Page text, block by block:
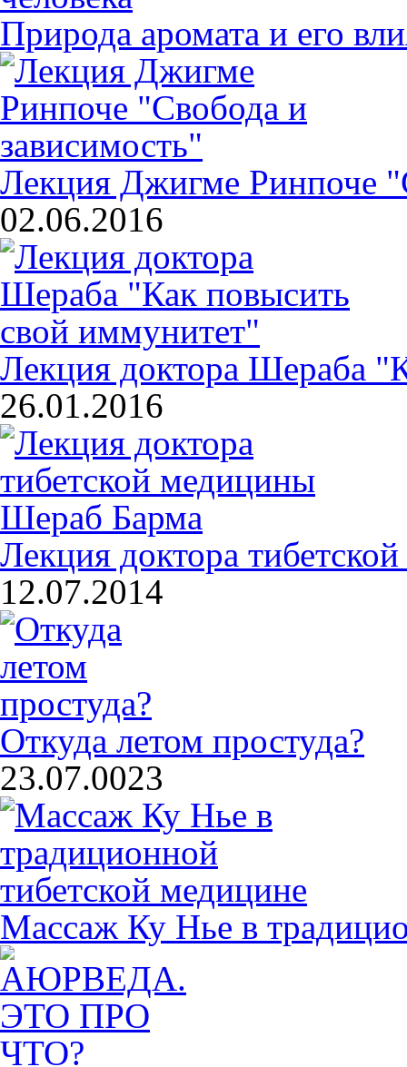
Природа аромата и его
Лекция Джигме Ринпоче
02.06.2016
Лекция доктора Шераба
26.01.2016
Лекция доктора
12.07.2014
Откуда летом простуда?
23.07.0023
Массаж Ку Нье в